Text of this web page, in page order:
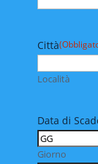
Città
Località
Data di
Giorno